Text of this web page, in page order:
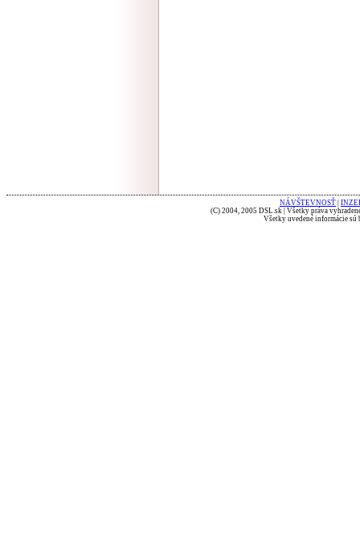
NÁVŠTEVNOSŤ
(C) 2004, 2005 DSL.sk | Všetky práva
Všetky uvedené informácie sú